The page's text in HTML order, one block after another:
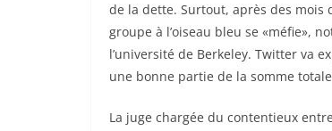
de la dette. Surtout, après des mois
groupe à l’oiseau bleu se «méfie»,
l’université de Berkeley. Twitter va
une bonne partie de la somme
La juge chargée du contentieux